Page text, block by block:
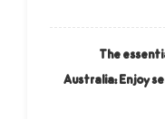
The
Australia: Enjoy